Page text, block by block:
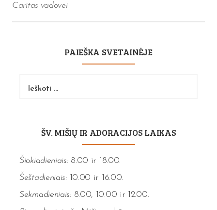
Caritas vadovei
PAIEŠKA SVETAINĖJE
ŠV. MIŠIŲ IR ADORACIJOS LAIKAS
Šiokiadieniais:8.00 ir 18.00.
Šeštadieniais:10.00 ir 16.00.
Sekmadieniais:8.00, 10.00 ir 12.00.